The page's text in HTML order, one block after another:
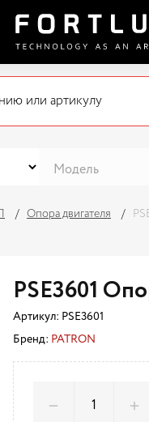
Опора двигателя
PSE3601
Артикул: PSE3601
Бренд: PATRON